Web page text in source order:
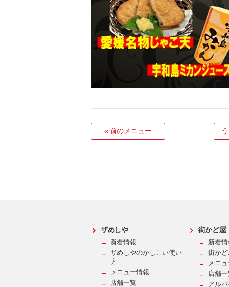
« 前のメニュー
ザめしや
新着情報
ザめしやのかしこい使い
方
メニュー情報
店舗一覧
街かど屋
新着情
街かど
メニ
店舗一
アル